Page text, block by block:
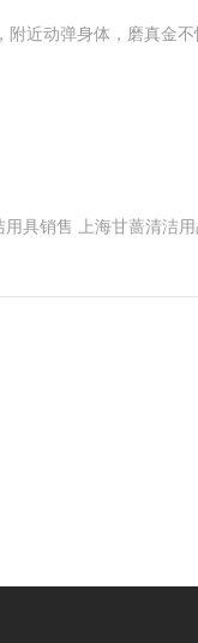
近动弹身体，磨真金
具销售 上海甘蔷清洁